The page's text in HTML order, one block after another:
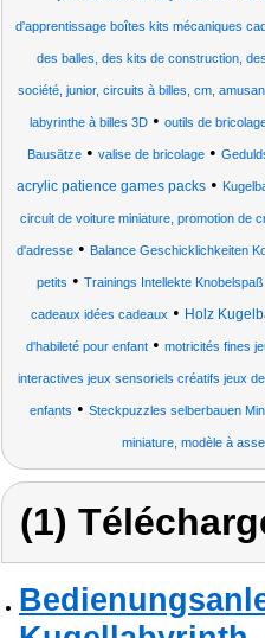
d'apprentissage boîtes kits mécaniques
des balles, des kits de construction,
société, junior, circuits à billes, cm,
labyrinthe à billes 3D • outils de
Bausätze • valise de bricolage •
acrylic patience games packs•
circuit de voiture miniature, promotion de
d'adresse • Balance Geschicklichkeiten
petits • Trainings Intellekte
cadeaux idées cadeaux • Holz
d'habileté pour enfant • motricités fines
interactives jeux sensoriels créatifs jeux
enfants • Steckpuzzles selberbauen
miniature, modèle à
(1)